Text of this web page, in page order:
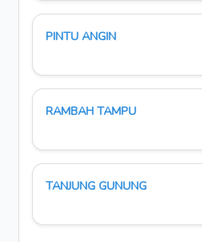
PINTU ANGIN
RAMBAH TAMPU
TANJUNG GUNUNG